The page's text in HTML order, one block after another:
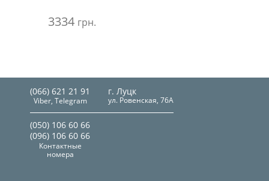
3334 грн.
(066) 621 21 91
Viber, Telegram
г. Луцк
ул. Ровенская, 76А
(050) 106 60 66
(096) 106 60 66
Контактные
номера